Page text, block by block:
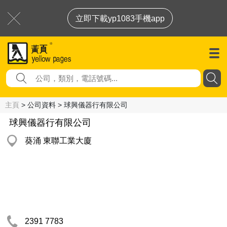
立即下載yp1083手機app
主頁 > 公司資料 > 球興儀器行有限公司
球興儀器行有限公司
葵涌 東聯工業大廈
2391 7783